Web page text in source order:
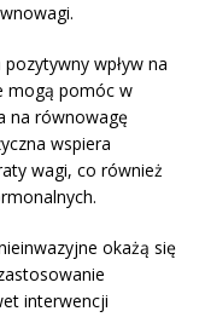
wpływ na
mogą pomóc w
na równowagę
wspiera
wagi, co również
okażą się
interwencji